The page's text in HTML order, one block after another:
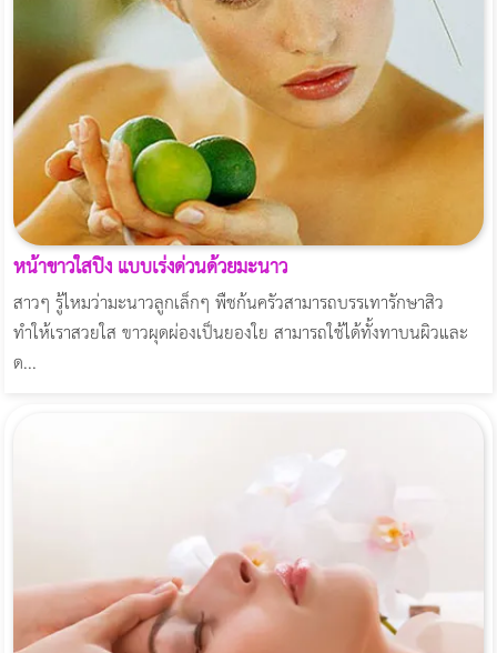
หน้าขาวใสปิ๊ง แบบเร่งด่วนด้วยมะนาว
สาวๆ รู้ไหมว่ามะนาวลูกเล็กๆ พืชก้นครัวสามารถบรรเทารักษาสิว
ทำให้เราสวยใส ขาวผุดผ่องเป็นยองใย สามารถใช้ได้ทั้งทาบนผิวและ
ด...